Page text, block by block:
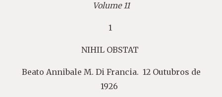
Volume 11
1
NIHIL OBSTAT
Beato Annibale M. Di Francia. 12 Outubros de
1926